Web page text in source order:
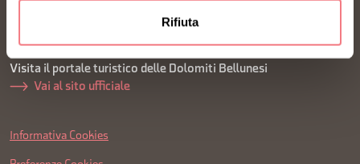
Rifiuta
Visita il portale turistico delle Dolomiti Bellunesi
Vai al sito ufficiale
Informativa Cookies